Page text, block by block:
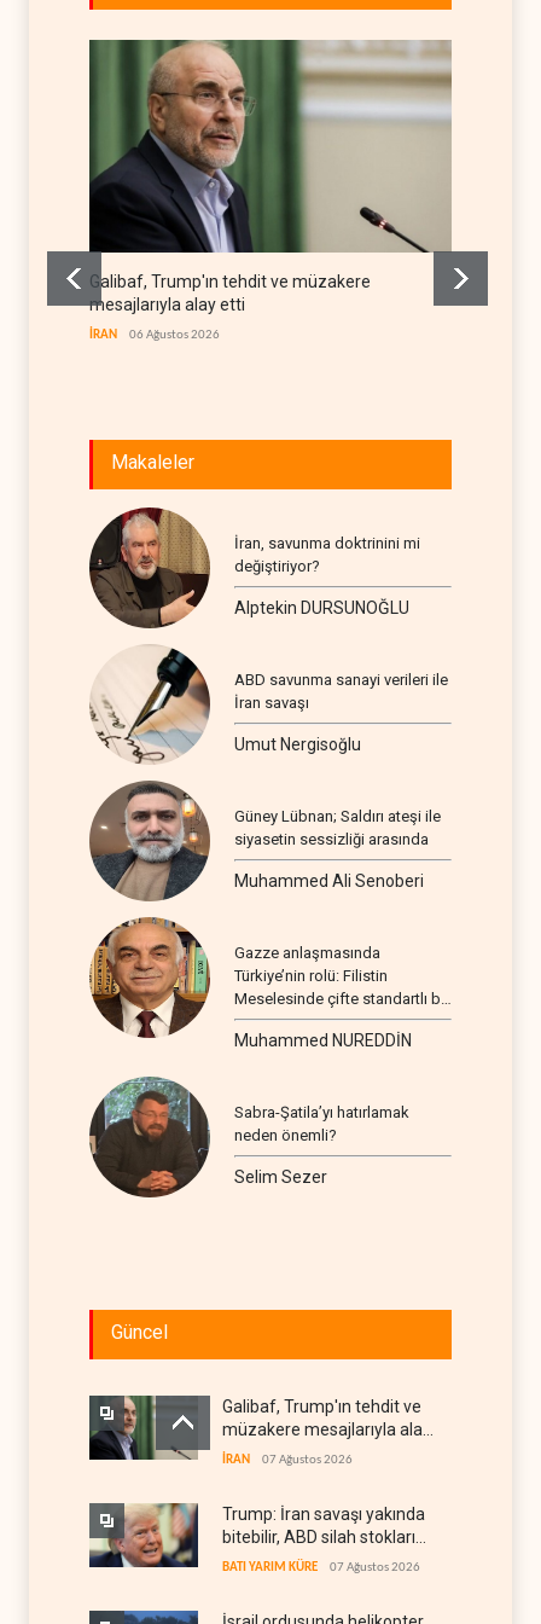
Galibaf, Trump'ın tehdit ve müzakere
mesajlarıyla alay etti
İRAN 06 Ağustos 2026
Makaleler
İran, savunma doktrinini mi
değiştiriyor?
Alptekin DURSUNOĞLU
ABD savunma sanayi verileri ile
İran savaşı
Umut Nergisoğlu
Güney Lübnan; Saldırı ateşi ile
siyasetin sessizliği arasında
Muhammed Ali Senoberi
Gazze anlaşmasında
Türkiye’nin rolü: Filistin
Meselesinde çifte standartlı bir
seyir
Muhammed NUREDDİN
Sabra-Şatila’yı hatırlamak
neden önemli?
Selim Sezer
Güncel
Galibaf, Trump'ın tehdit ve
müzakere mesajlarıyla alay
etti
İRAN 07 Ağustos 2026
Trump: İran savaşı yakında
bitebilir, ABD silah stokları
zorlanıyor
BATI YARIM KÜRE 07 Ağustos 2026